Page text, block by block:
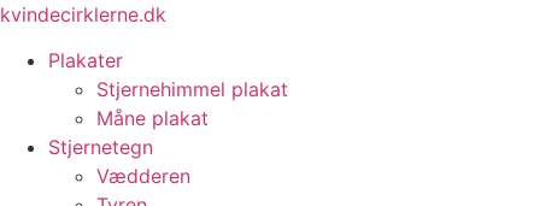
Videre
indhold
kvindecirklerne.dk
Plakater
Stjernehimmel plakat
Måne plakat
Stjernetegn
Vædderen